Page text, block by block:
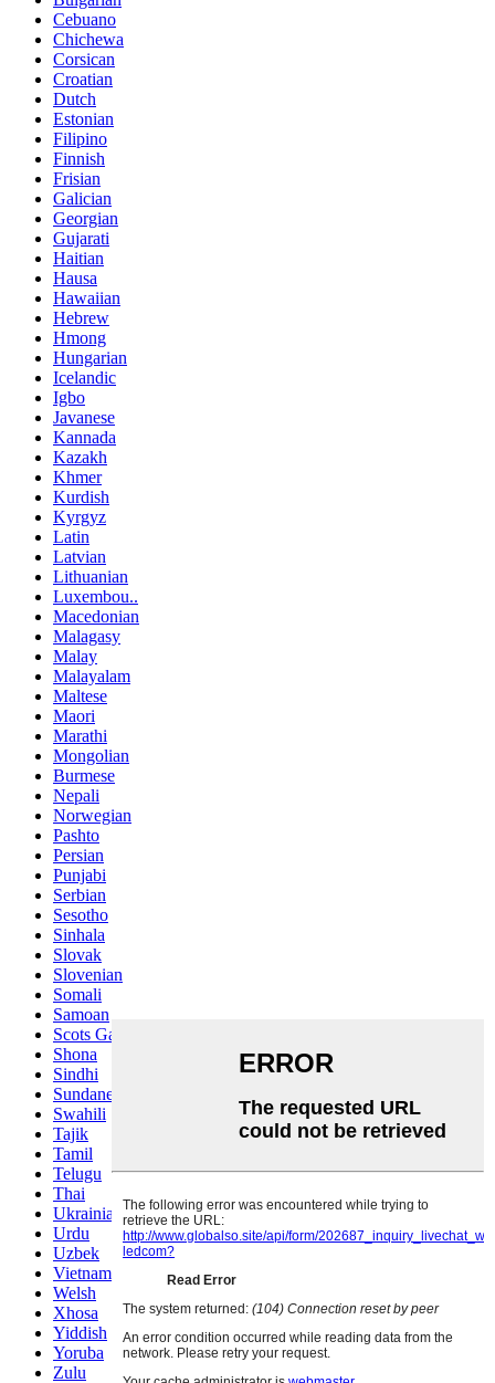
Cebuano
Chichewa
Corsican
Croatian
Dutch
Estonian
Filipino
Finnish
Frisian
Galician
Georgian
Gujarati
Haitian
Hausa
Hawaiian
Hebrew
Hmong
Hungarian
Icelandic
Igbo
Javanese
Kannada
Kazakh
Khmer
Kurdish
Kyrgyz
Latin
Latvian
Lithuanian
Luxembou..
Macedonian
Malagasy
Malay
Malayalam
Maltese
Maori
Marathi
Mongolian
Burmese
Nepali
Norwegian
Pashto
Persian
Punjabi
Serbian
Sesotho
Sinhala
Slovak
Slovenian
Somali
Samoan
Scots Gaelic
Shona
Sindhi
Sundanese
Swahili
Tajik
Tamil
Telugu
Thai
Ukrainian
Urdu
Uzbek
Vietnamese
Welsh
Xhosa
Yiddish
Yoruba
Zulu